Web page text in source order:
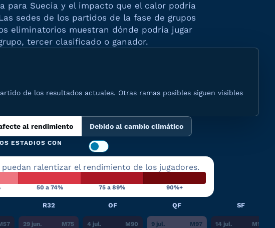
para Suecia y el impacto que el calor podría
sedes de los partidos de la fase de grupos
eliminatorios muestran dónde podría jugar
tercer clasificado o ganador.
de los resultados actuales. Otras ramas posibles siguen visibles
al rendimiento Debido al cambio climático
ESTADIOS CON
ralentizar el rendimiento de los jugadores.
50 a 74% 75 a 89% 90%+
R32 OF QF SF
57 29 jun. M75 4 jul. M90 9 jul. M97 14 jul. M101